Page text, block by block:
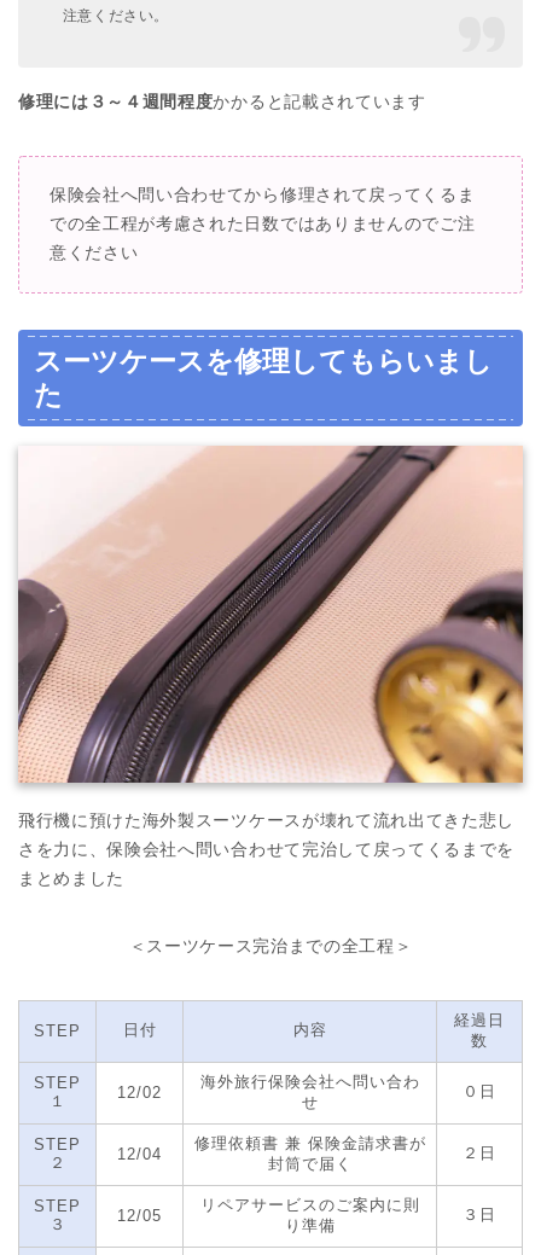
注意ください。
修理には３～４週間程度かかると記載されています
保険会社へ問い合わせてから修理されて戻ってくるま
での全工程が考慮された日数ではありませんのでご注
意ください
スーツケースを修理してもらいまし
た
飛行機に預けた 海外製 スーツケースが壊れて流れ出てきた悲し
さを力に、保険会社へ問い合わせて完治して戻ってくるまでを
まとめました
＜スーツケース完治までの全工程＞
STEP 日付 内容
経過日
数
STEP
１
12/02
海外旅行保険会社へ問い合わ
せ
０日
STEP
２
12/04
修理依頼書 兼 保険金請求書が
封筒で届く
２日
STEP
３
12/05
リペアサービスのご案内に則
り準備
３日